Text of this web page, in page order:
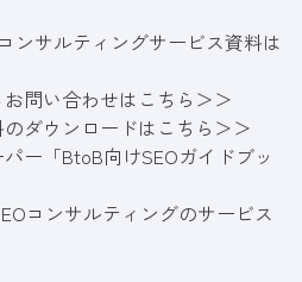
ンサルティングサービス資料は
問い合わせはこちら＞＞
ダウンロードはこちら＞＞
ー「BtoB向けSEOガイドブッ
コンサルティングのサービス